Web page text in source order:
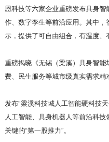
恩科技等六家企业重磅发布具身
作、数字孪生等前沿应用。其中，
示，提供了可自由组合，有温度、
重磅揭晓《无锡（梁溪）具身智
费、民生服务等城市级真实需求精
发布“梁溪科技城人工智能硬科技
人工智能、具身机器人等前沿科
关键的“第一股推力”。